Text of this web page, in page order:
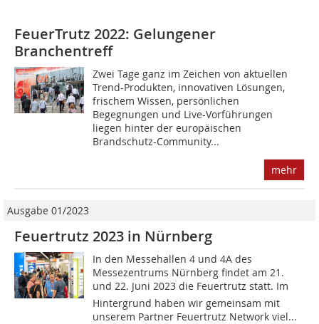
FeuerTrutz 2022: Gelungener
Branchentreff
Zwei Tage ganz im Zeichen von aktuellen
Trend-Produkten, innovativen Lösungen,
frischem Wissen, persönlichen
Begegnungen und Live-Vorführungen
liegen hinter der europäischen
Brandschutz-Community...
mehr
Ausgabe 01/2023
Feuertrutz 2023 in Nürnberg
In den Messehallen 4 und 4A des
Messezentrums Nürnberg findet am 21.
und 22. Juni 2023 die Feuertrutz statt. Im
Hintergrund haben wir gemeinsam mit
unserem Partner Feuertrutz Network viel...